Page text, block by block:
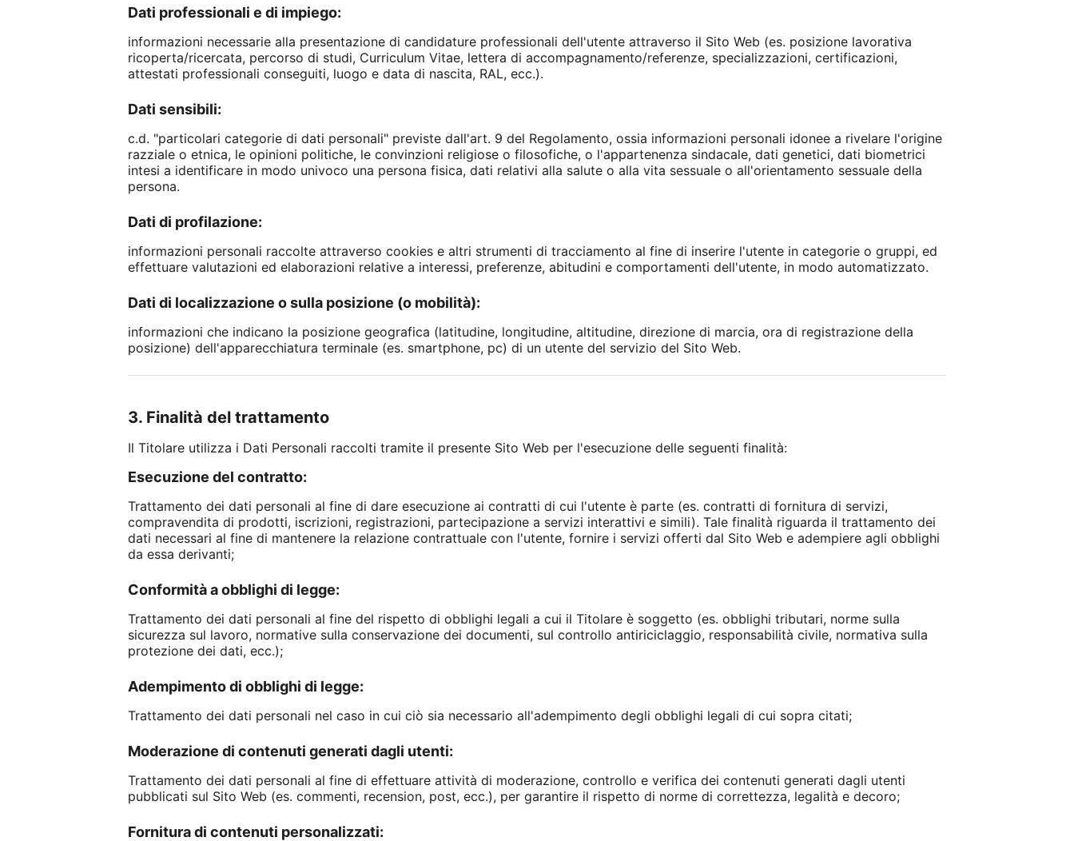
Dati professionali e di impiego:
informazioni necessarie alla presentazione di candidature professionali dell'utente attraverso il Sito Web (es. posizione lavorativa
ricoperta/ricercata, percorso di studi, Curriculum Vitae, lettera di accompagnamento/referenze, specializzazioni, certificazioni,
attestati professionali conseguiti, luogo e data di nascita, RAL, ecc.).
Dati sensibili:
c.d. "particolari categorie di dati personali" previste dall'art. 9 del Regolamento, ossia informazioni personali idonee a rivelare l'origine
razziale o etnica, le opinioni politiche, le convinzioni religiose o filosofiche, o l'appartenenza sindacale, dati genetici, dati biometrici
intesi a identificare in modo univoco una persona fisica, dati relativi alla salute o alla vita sessuale o all'orientamento sessuale della
persona.
Dati di profilazione:
informazioni personali raccolte attraverso cookies e altri strumenti di tracciamento al fine di inserire l'utente in categorie o gruppi, ed
effettuare valutazioni ed elaborazioni relative a interessi, preferenze, abitudini e comportamenti dell'utente, in modo automatizzato.
Dati di localizzazione o sulla posizione (o mobilità):
informazioni che indicano la posizione geografica (latitudine, longitudine, altitudine, direzione di marcia, ora di registrazione della
posizione) dell'apparecchiatura terminale (es. smartphone, pc) di un utente del servizio del Sito Web.
3. Finalità del trattamento
Il Titolare utilizza i Dati Personali raccolti tramite il presente Sito Web per l'esecuzione delle seguenti finalità:
Esecuzione del contratto:
Trattamento dei dati personali al fine di dare esecuzione ai contratti di cui l'utente è parte (es. contratti di fornitura di servizi,
compravendita di prodotti, iscrizioni, registrazioni, partecipazione a servizi interattivi e simili). Tale finalità riguarda il trattamento dei
dati necessari al fine di mantenere la relazione contrattuale con l'utente, fornire i servizi offerti dal Sito Web e adempiere agli obblighi
da essa derivanti;
Conformità a obblighi di legge:
Trattamento dei dati personali al fine del rispetto di obblighi legali a cui il Titolare è soggetto (es. obblighi tributari, norme sulla
sicurezza sul lavoro, normative sulla conservazione dei documenti, sul controllo antiriciclaggio, responsabilità civile, normativa sulla
protezione dei dati, ecc.);
Adempimento di obblighi di legge:
Trattamento dei dati personali nel caso in cui ciò sia necessario all'adempimento degli obblighi legali di cui sopra citati;
Moderazione di contenuti generati dagli utenti:
Trattamento dei dati personali al fine di effettuare attività di moderazione, controllo e verifica dei contenuti generati dagli utenti
pubblicati sul Sito Web (es. commenti, recension, post, ecc.), per garantire il rispetto di norme di correttezza, legalità e decoro;
Fornitura di contenuti personalizzati: